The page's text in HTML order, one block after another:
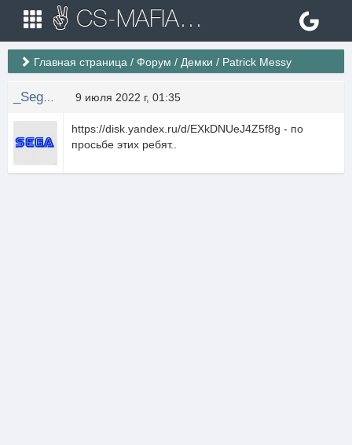
✌ CS-MAFIA.RU ✌ Игровые сервера Counter Strike 1.6
Главная страница / Форум / Демки / Patrick Messy
9 июля 2022 г, 01:35
https://disk.yandex.ru/d/EXkDNUeJ4Z5f8g - по
просьбе этих ребят..